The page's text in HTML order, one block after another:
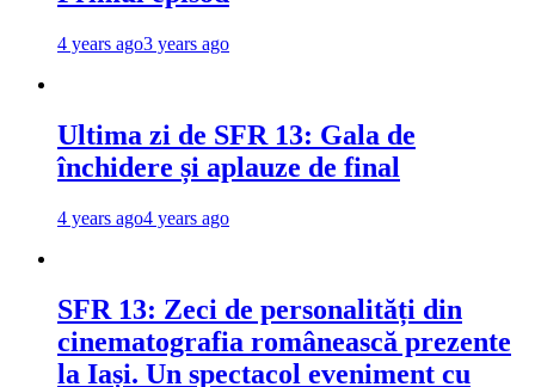
4 years ago3 years ago
Ultima zi de SFR 13: Gala de
închidere și aplauze de final
4 years ago4 years ago
SFR 13: Zeci de personalități din
cinematografia românească prezente
la Iași. Un spectacol eveniment cu